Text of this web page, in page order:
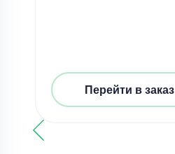
Перейти в заказ